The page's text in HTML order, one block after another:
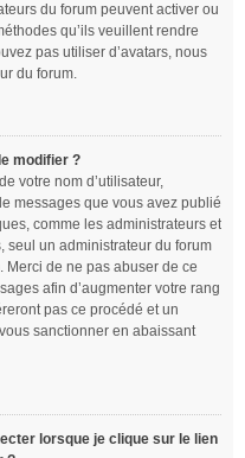
du forum peuvent activer ou
qu’ils veuillent rendre
pas utiliser d’avatars, nous
du forum.
modifier ?
votre nom d’utilisateur,
messages que vous avez publié
comme les administrateurs et
seul un administrateur du forum
Merci de ne pas abuser de ce
afin d’augmenter votre rang
pas ce procédé et un
sanctionner en abaissant
lorsque je clique sur le lien